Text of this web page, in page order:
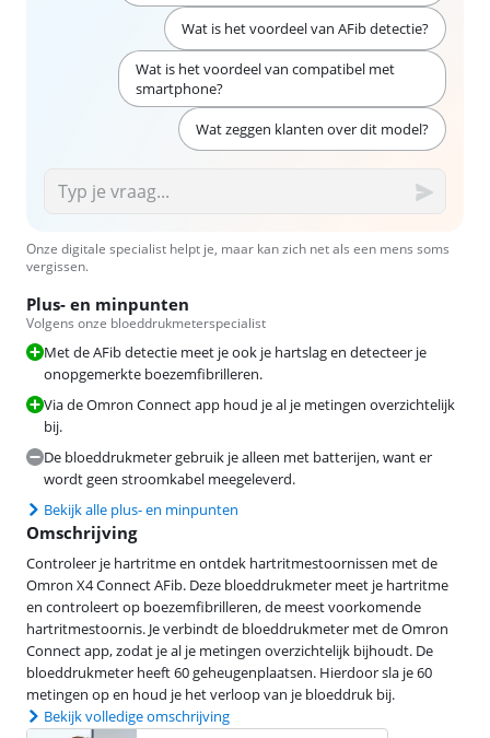
Wat is het voordeel van AFib detectie?
Wat is het voordeel van compatibel met
smartphone?
Wat zeggen klanten over dit model?
Onze digitale specialist helpt je, maar kan zich net als een mens soms
vergissen.
Plus- en minpunten
Volgens onze bloeddrukmeterspecialist
Met de AFib detectie meet je ook je hartslag en detecteer je
onopgemerkte boezemfibrilleren.
Via de Omron Connect app houd je al je metingen overzichtelijk
bij.
De bloeddrukmeter gebruik je alleen met batterijen, want er
wordt geen stroomkabel meegeleverd.
Bekijk alle plus- en minpunten
Omschrijving
Controleer je hartritme en ontdek hartritmestoornissen met de
Omron X4 Connect AFib. Deze bloeddrukmeter meet je hartritme
en controleert op boezemfibrilleren, de meest voorkomende
hartritmestoornis. Je verbindt de bloeddrukmeter met de Omron
Connect app, zodat je al je metingen overzichtelijk bijhoudt. De
bloeddrukmeter heeft 60 geheugenplaatsen. Hierdoor sla je 60
metingen op en houd je het verloop van je bloeddruk bij.
Bekijk volledige omschrijving